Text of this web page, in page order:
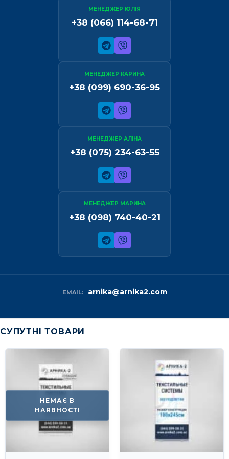
МЕНЕДЖЕР ЮЛІЯ
+38 (066) 114-68-71
МЕНЕДЖЕР КАРИНА
+38 (099) 690-36-95
МЕНЕДЖЕР АЛІНА
+38 (075) 234-63-55
МЕНЕДЖЕР МАРИНА
+38 (098) 740-40-21
EMAIL: arnika@arnika2.com
СУПУТНІ ТОВАРИ
НЕМАЄ В
НАЯВНОСТІ